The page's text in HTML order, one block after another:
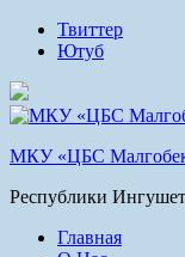
Твиттер
Ютуб
МКУ «ЦБС
Республики
Главная